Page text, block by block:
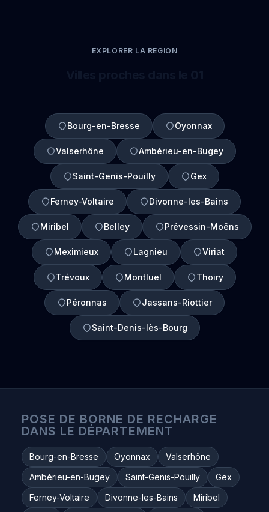
EXPLORER LA REGION
Bourg-en-Bresse Oyonnax
Valserhône Ambérieu-en-Bugey
Saint-Genis-Pouilly Gex
Ferney-Voltaire Divonne-les-Bains
Miribel Belley Prévessin-Moëns
Meximieux Lagnieu Viriat
Trévoux Montluel Thoiry
Péronnas Jassans-Riottier
Saint-Denis-lès-Bourg
POSE DE BORNE DE RECHARGE
DANS LE DÉPARTEMENT
Bourg-en-Bresse Oyonnax
Valserhône
Ambérieu-en-Bugey
Saint-Genis-Pouilly
Gex
Ferney-Voltaire
Divonne-les-Bains
Miribel